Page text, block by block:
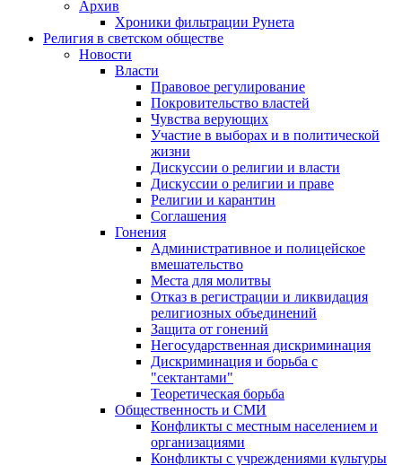
Архив
Хроники фильтрации Рунета
Религия в светском обществе
Новости
Власти
Правовое регулирование
Покровительство властей
Чувства верующих
Участие в выборах и в политической
жизни
Дискуссии о религии и власти
Дискуссии о религии и праве
Религии и карантин
Соглашения
Гонения
Административное и полицейское
вмешательство
Места для молитвы
Отказ в регистрации и ликвидация
религиозных объединений
Защита от гонений
Негосударственная дискриминация
Дискриминация и борьба с
"сектантами"
Теоретическая борьба
Общественность и СМИ
Конфликты с местным населением и
организациями
Конфликты с учреждениями культуры